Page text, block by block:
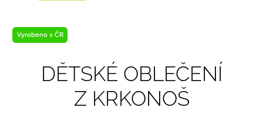
Vyrobeno v ČR
DĚTSKÉ OBLEČENÍ
Z KRKONOŠ